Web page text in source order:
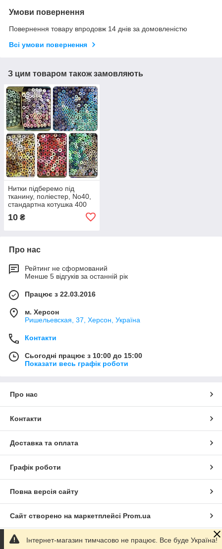
Умови повернення
Повернення товару впродовж 14 днів за домовленістю
Всі умови повернення
З цим товаром також замовляють
Нитки підберемо під
тканину, поліестер, No40,
стандартна котушка 400
10 ₴
Про нас
Рейтинг не сформований
Менше 5 відгуків за останній рік
Працює з 22.03.2016
м. Херсон
Ришельевская, 37, Херсон, Україна
Контакти
Сьогодні працює з 10:00 до 15:00
Показати весь графік роботи
Про нас
Контакти
Доставка та оплата
Графік роботи
Повна версія сайту
Сайт створено на маркетплейсі Prom.ua
Політика конфіденційності
Інтернет-магазин тимчасово не працює. Все буде Україна!